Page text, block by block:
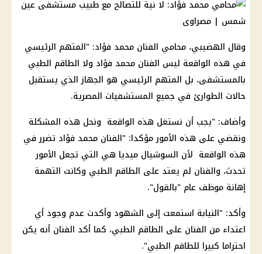
وقال الهضيبي، محامي الفنان محمد فؤاد: "المتهم الرئيسي
في هذه الواقعة ليس الفنان محمد فؤاد ولا الطاقم الطبي
بالمستشفى، بل المتهم الرئيسي هو الجهاز الذي يستقبل
حالات الطوارئ في جميع المستشفيات المصرية.
وأضاف: "يجب أن نستغل هذه الواقعة ونحل هذه المشكلة
ونقضي على هذه الأمور مؤكدا: "الفنان محمد فؤاد تضرر في
هذه الواقعة لأن السوشيال ميديا ​​هي التي تجعل الأمور
تحدث، والفنان لم يعتد على الطاقم الطبي وكانت التهمة
إهانة موظف عام "بالقول".
وأكد: "النيابة استمعت إلى الشهود وأكدت عدم وجود أي
اعتداء من الفنان على الطاقم الطبي، كما أكد الفنان أنه يكن
احتراما كبيرا للطاقم الطبي".